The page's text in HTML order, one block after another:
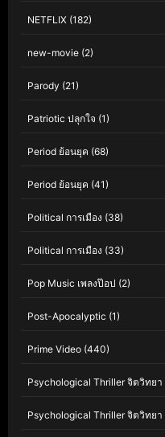
NETFLIX (182)
new-movie (2)
Parody (21)
Patriotic ปลุกใจ (1)
Period ย้อนยุค (68)
Period ย้อนยุค (41)
Political การเมือง (38)
Political การเมือง (33)
Pop Music เพลงป๊อป (2)
Post-Apocalyptic (1)
Prime Video (440)
Psychological Thriller จิตวิทยา
Psychological Thriller จิตวิทยา